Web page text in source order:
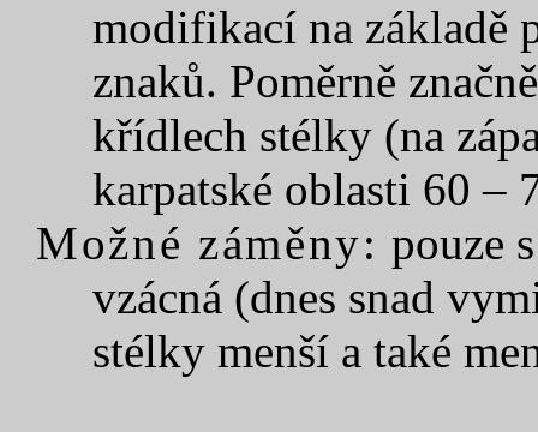
modifikací na základě
znaků. Poměrně
křídlech stélky (na
karpatské oblasti 60 –
Možné záměny: pouze
vzácná (dnes snad
stélky menší a také